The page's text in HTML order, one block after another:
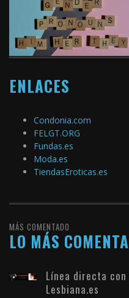
ENLACES
Condonia.com
FELGT.ORG
Fundas.es
Moda.es
TiendasEroticas.es
MÁS COMENTADO
LO MÁS
Línea directa con
Lesbiana.es